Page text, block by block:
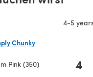
4-5
Chunky
Pink (350) 4